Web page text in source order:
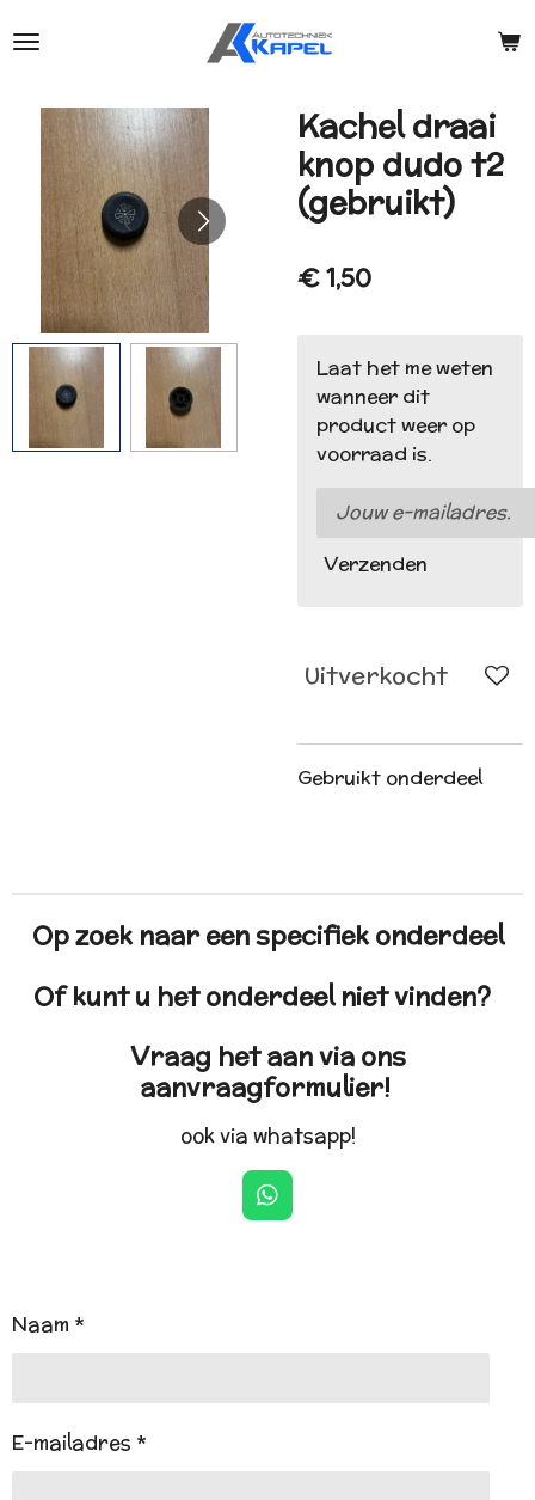
direct
hoofdinhoud
Kachel draai
knop dudo t2
(gebruikt)
€ 1,50
Laat het me weten
wanneer dit
product weer op
voorraad is.
Verzenden
Uitverkocht
Gebruikt onderdeel
Op zoek naar een specifiek onderdeel
Of kunt u het onderdeel niet vinden?
Vraag het aan via ons
aanvraagformulier!
ook via whatsapp!
W
h
Naam *
E-mailadres *